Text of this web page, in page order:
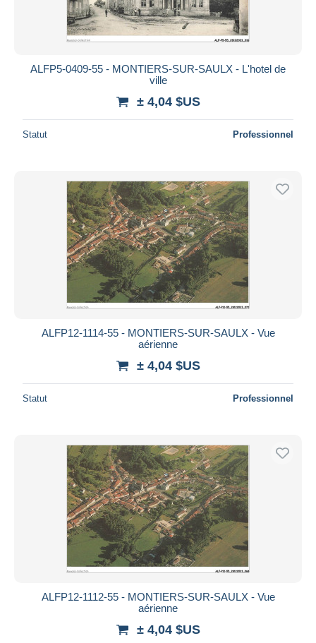
ALFP5-0409-55 - MONTIERS-SUR-SAULX - L'hotel de
ville
± 4,04 $US
Statut Professionnel
ALFP12-1114-55 - MONTIERS-SUR-SAULX - Vue
aérienne
± 4,04 $US
Statut Professionnel
ALFP12-1112-55 - MONTIERS-SUR-SAULX - Vue
aérienne
± 4,04 $US